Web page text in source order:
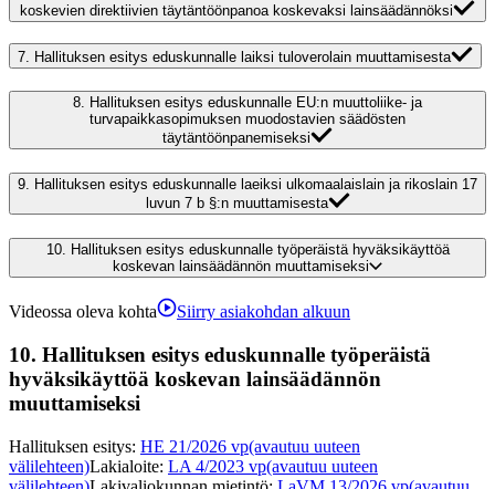
koskevien direktiivien täytäntöönpanoa koskevaksi lainsäädännöksi
7. Hallituksen esitys eduskunnalle laiksi tuloverolain muuttamisesta
8. Hallituksen esitys eduskunnalle EU:n muuttoliike- ja
turvapaikkasopimuksen muodostavien säädösten
täytäntöönpanemiseksi
9. Hallituksen esitys eduskunnalle laeiksi ulkomaalaislain ja rikoslain 17
luvun 7 b §:n muuttamisesta
10.
Hallituksen esitys eduskunnalle työperäistä hyväksikäyttöä
koskevan lainsäädännön muuttamiseksi
Videossa oleva kohta Siirry asiakohdan alkuun
10. Hallituksen esitys eduskunnalle työperäistä
hyväksikäyttöä koskevan lainsäädännön
muuttamiseksi
Hallituksen esitys: HE 21/2026 vp(avautuu uuteen
välilehteen)Lakialoite: LA 4/2023 vp(avautuu uuteen